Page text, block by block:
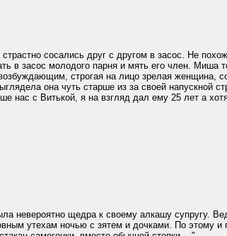
сосались друг с другом в засос. Не
в засос молодого парня и мять его член. Миша
строгая на лицо зрелая женщина,
она чуть старше из за своей напускной
нас с Витькой, я на взгляд дал ему 25 лет а
невероятно щедра к своему алкашу супругу.
утехам ночью с зятем и дочками. По этому